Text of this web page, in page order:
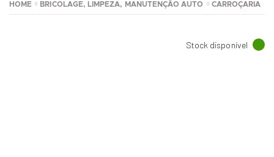
HOME BRICOLAGE, LIMPEZA, MANUTENÇÃO AUTO CARROÇARIA
Stock disponível